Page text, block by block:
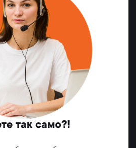
так само?!